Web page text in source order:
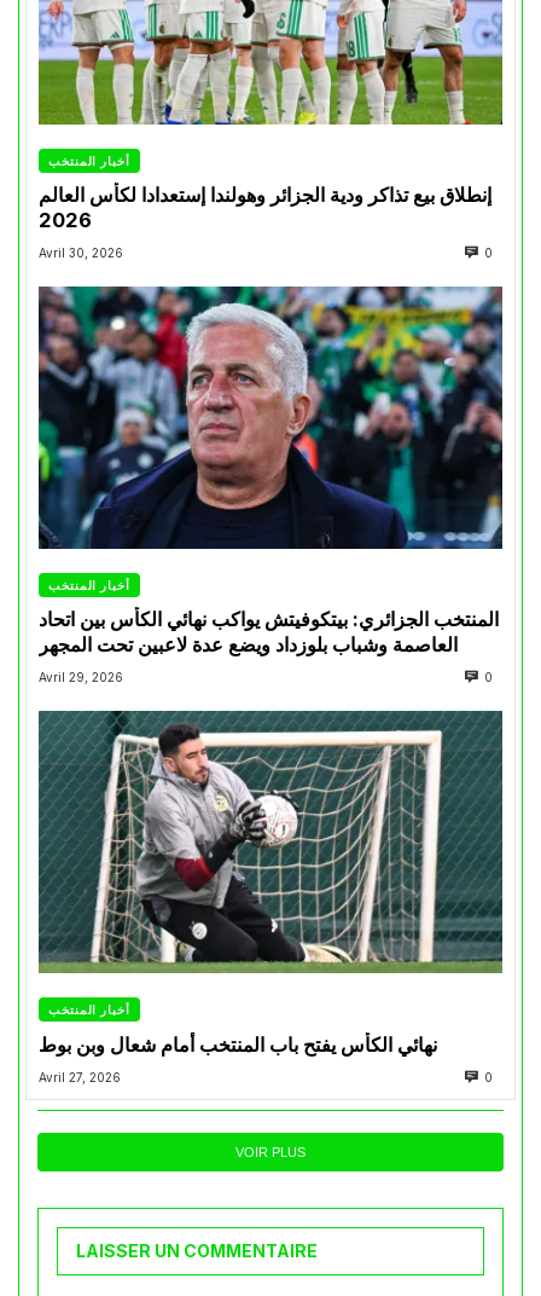
أخبار المنتخب
إنطلاق بيع تذاكر ودية الجزائر وهولندا إستعدادا لكأس العالم
2026
Avril 30, 2026 0
أخبار المنتخب
المنتخب الجزائري: بيتكوفيتش يواكب نهائي الكأس بين اتحاد
العاصمة وشباب بلوزداد ويضع عدة لاعبين تحت المجهر
Avril 29, 2026 0
أخبار المنتخب
نهائي الكأس يفتح باب المنتخب أمام شعال وبن بوط
Avril 27, 2026 0
VOIR PLUS
LAISSER UN COMMENTAIRE